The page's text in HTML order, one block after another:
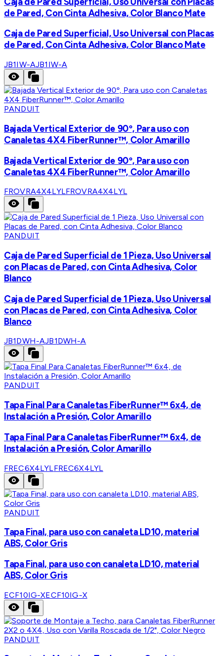
de Pared, Con Cinta Adhesiva, Color Blanco Mate
Caja de Pared Superficial, Uso Universal con Placas
de Pared, Con Cinta Adhesiva, Color Blanco Mate
JB1IW-AJB1IW-A
PANDUIT
Bajada Vertical Exterior de 90º, Para uso con
Canaletas 4X4 FiberRunner™, Color Amarillo
Bajada Vertical Exterior de 90º, Para uso con
Canaletas 4X4 FiberRunner™, Color Amarillo
FROVRA4X4LYLFROVRA4X4LYL
PANDUIT
Caja de Pared Superficial de 1 Pieza, Uso Universal
con Placas de Pared, con Cinta Adhesiva, Color
Blanco
Caja de Pared Superficial de 1 Pieza, Uso Universal
con Placas de Pared, con Cinta Adhesiva, Color
Blanco
JB1DWH-AJB1DWH-A
PANDUIT
Tapa Final Para Canaletas FiberRunner™ 6x4, de
Instalación a Presión, Color Amarillo
Tapa Final Para Canaletas FiberRunner™ 6x4, de
Instalación a Presión, Color Amarillo
FREC6X4LYLFREC6X4LYL
PANDUIT
Tapa Final, para uso con canaleta LD10, material
ABS, Color Gris
Tapa Final, para uso con canaleta LD10, material
ABS, Color Gris
ECF10IG-XECF10IG-X
PANDUIT